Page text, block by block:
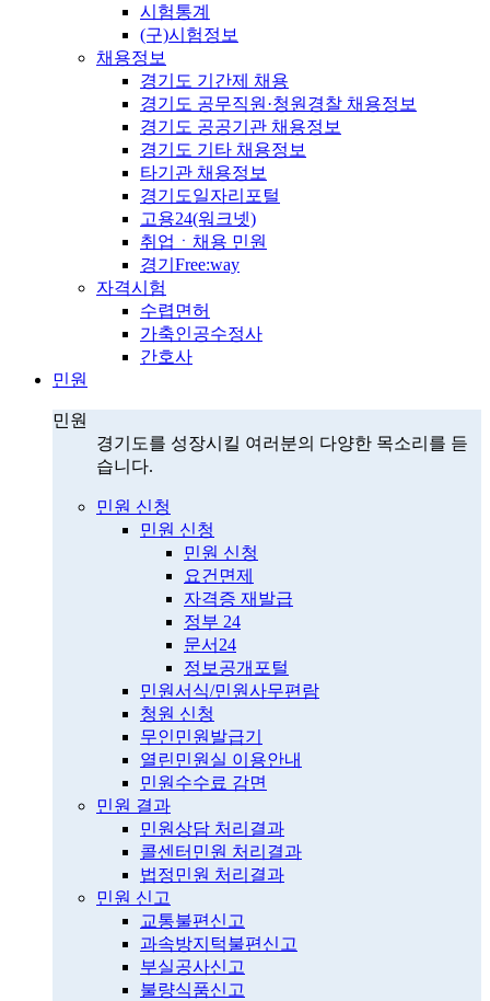
시험통계
(구)시험정보
채용정보
경기도 기간제 채용
경기도 공무직원·청원경찰 채용정보
경기도 공공기관 채용정보
경기도 기타 채용정보
타기관 채용정보
경기도일자리포털
고용24(워크넷)
취업ㆍ채용 민원
경기Free:way
자격시험
수렵면허
가축인공수정사
간호사
민원
민원
경기도를 성장시킬 여러분의 다양한 목소리를 듣
습니다.
민원 신청
민원 신청
민원 신청
요건면제
자격증 재발급
정부 24
문서24
정보공개포털
민원서식/민원사무편람
청원 신청
무인민원발급기
열린민원실 이용안내
민원수수료 감면
민원 결과
민원상담 처리결과
콜센터민원 처리결과
법정민원 처리결과
민원 신고
교통불편신고
과속방지턱불편신고
부실공사신고
불량식품신고